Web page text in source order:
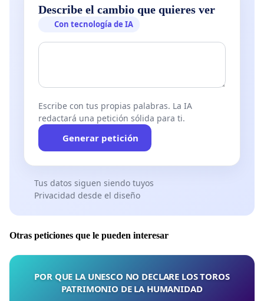
Describe el cambio que quieres ver
Con tecnología de IA
Escribe con tus propias palabras. La IA
redactará una petición sólida para ti.
Generar petición
Tus datos siguen siendo tuyos
Privacidad desde el diseño
Otras peticiones que le pueden interesar
POR QUE LA UNESCO NO DECLARE LOS TOROS
PATRIMONIO DE LA HUMANIDAD